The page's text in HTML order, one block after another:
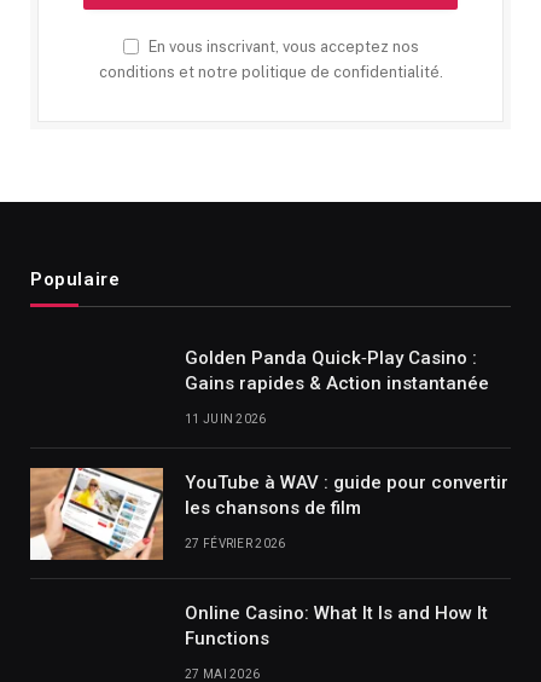
En vous inscrivant, vous acceptez nos
conditions et notre politique de confidentialité.
Populaire
Golden Panda Quick‑Play Casino :
Gains rapides & Action instantanée
11 JUIN 2026
YouTube à WAV : guide pour convertir
les chansons de film
27 FÉVRIER 2026
Online Casino: What It Is and How It
Functions
27 MAI 2026